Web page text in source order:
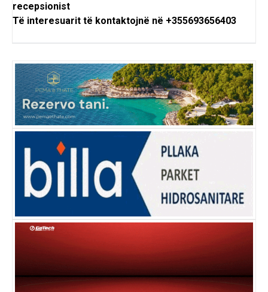
recepsionist
Të interesuarit të kontaktojnë në +355693656403